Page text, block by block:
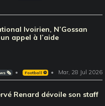
Ivoirien, N’Gossan
appel à l’aide
🗞️ Football ⚽️ Mar, 28 Jul 2026
Renard dévoile son staff